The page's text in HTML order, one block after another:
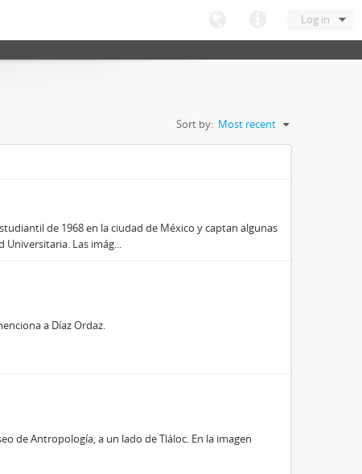
Log in
Sort by: Most recent
de 1968 en la ciudad de México y captan algunas
Universitaria. Las imág...
a Díaz Ordaz.
de Antropología, a un lado de Tláloc. En la imagen